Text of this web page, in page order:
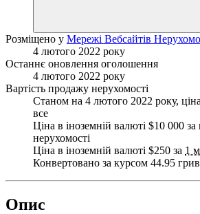
Розміщено у Мережі Вебсайтів
4 лютого 2022 року
Останнє оновлення оголошення
4 лютого 2022 року
Вартість продажу нерухомості
Станом на 4 лютого 2022 року,
все
Ціна в іноземній валюті $10 000 за
нерухомості
Ціна в іноземній валюті $250 за 1
Конвертовано за курсом 44.95
Опис